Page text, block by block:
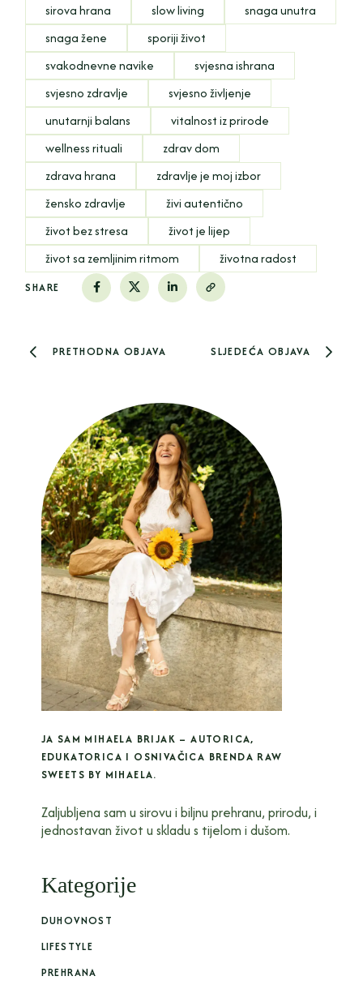
sirova hrana
slow living
snaga unutra
snaga žene
sporiji život
svakodnevne navike
svjesna ishrana
svjesno zdravlje
svjesno življenje
unutarnji balans
vitalnost iz prirode
wellness rituali
zdrav dom
zdrava hrana
zdravlje je moj izbor
žensko zdravlje
živi autentično
život bez stresa
život je lijep
život sa zemljinim ritmom
životna radost
SHARE
PRETHODNA OBJAVA SLJEDEĆA OBJAVA
JA SAM MIHAELA BRIJAK – AUTORICA,
EDUKATORICA I OSNIVAČICA BRENDA RAW
SWEETS BY MIHAELA.
Zaljubljena sam u sirovu i biljnu prehranu, prirodu, i
jednostavan život u skladu s tijelom i dušom.
Kategorije
DUHOVNOST
LIFESTYLE
PREHRANA